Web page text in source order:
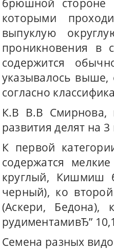
брюшной стороне
которыми
выпуклую
проникновения в
содержится
указывалось выше,
согласно
К.В В.В Смирнова,
развития делят на 3
К первой
содержатся
круглый, Кишмиш
черный), ко
(Аскери, Бедона),
рудиментамивЂ”
Семена разных